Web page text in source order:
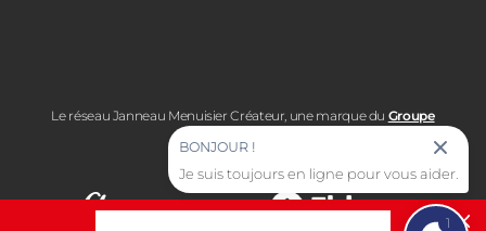
Le réseau Janneau Menuisier Créateur, une marque du Groupe
Janneau
1
BONJOUR !
Je suis toujours en ligne pour vous aider.